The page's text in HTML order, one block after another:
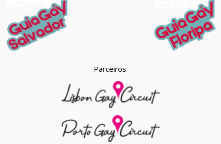
Parceiros: